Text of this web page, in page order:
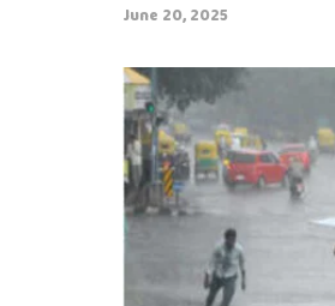
June 20, 2025